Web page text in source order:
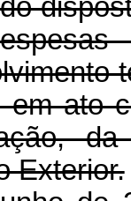
ato
Exterior.